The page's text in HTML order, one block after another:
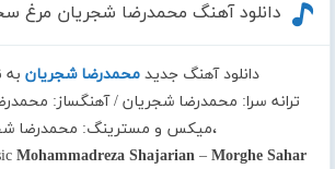
دانلود آهنگ محمدرضا شجریان مرغ
دانلود آهنگ جدید محمدرضا شجریان به
ترانه سرا: محمدرضا شجریان / آهنگساز:
،میکس و مسترینگ: محمدرضا
Mohammadreza Shajarian– Morghe Sahar